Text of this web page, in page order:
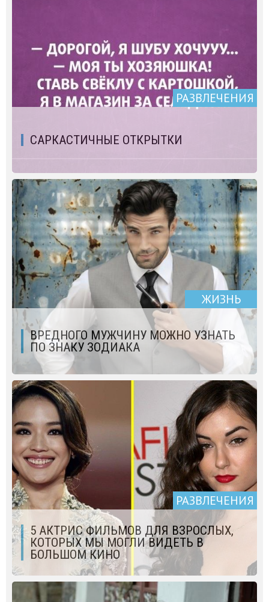
РАЗВЛЕЧЕНИЯ
САРКАСТИЧНЫЕ ОТКРЫТКИ
ЖИЗНЬ
ВРЕДНОГО МУЖЧИНУ МОЖНО УЗНАТЬ
ПО ЗНАКУ ЗОДИАКА
РАЗВЛЕЧЕНИЯ
5 АКТРИС ФИЛЬМОВ ДЛЯ ВЗРОСЛЫХ,
КОТОРЫХ МЫ МОГЛИ ВИДЕТЬ В
БОЛЬШОМ КИНО